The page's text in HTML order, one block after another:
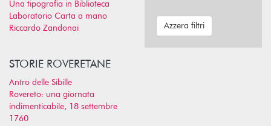
Una tipografia in Biblioteca
Laboratorio Carta a mano
Riccardo Zandonai
STORIE ROVERETANE
Antro delle Sibille
Rovereto: una giornata
indimenticabile, 18 settembre
1760
Azzera filtri